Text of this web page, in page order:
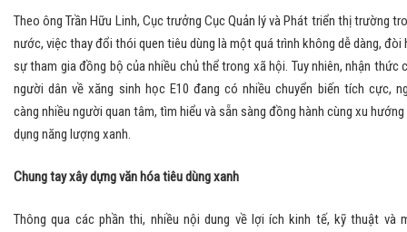
Theo ông Trần Hữu Linh, Cục trưởng Cục Quản lý và Phát triển thị trường
nước, việc thay đổi thói quen tiêu dùng là một quá trình không dễ dàng, đòi
sự tham gia đồng bộ của nhiều chủ thể trong xã hội. Tuy nhiên, nhận thức
người dân về xăng sinh học E10 đang có nhiều chuyển biến tích cực,
càng nhiều người quan tâm, tìm hiểu và sẵn sàng đồng hành cùng xu
dụng năng lượng xanh.
Chung tay xây dựng văn hóa tiêu dùng xanh
Thông qua các phần thi, nhiều nội dung về lợi ích kinh tế, kỹ thuật và